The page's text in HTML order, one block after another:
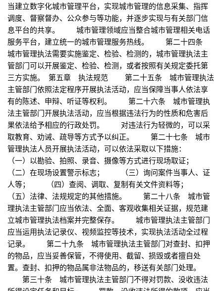
当建立数字化城市管理平台，实现城市管理的信息采集、指挥
调度、督察督办、公众参与等功能，并逐步实现与有关部门信
息平台的共享。 城市管理领域应当整合城市管理相关电话
服务平台，建立统一的城市管理服务热线。 第二十四条
城市管理执法需要实施鉴定、检验、检测的，城市管理执法主
管部门可以开展鉴定、检验、检测，或者按照有关规定委托第
三方实施。 第五章 执法规范 第二十五条 城市管理执法
主管部门依照法定程序开展执法活动，应当保障当事人依法享
有的陈述、申辩、听证等权利。 第二十六条 城市管理执
法主管部门开展执法活动，应当根据违法行为的性质和危害后
果依法给予相应的行政处罚。 对违法行为轻微的，可以采
取教育、劝诫、疏导等方式予以纠正。 第二十七条 城市
管理执法人员开展执法活动，可以依法采取以下措施：
（一）以勘验、拍照、录音、摄像等方式进行现场取证；
（二）在现场设置警示标志； （三）询问案件当事人、证
人等； （四）查阅、调取、复制有关文件资料等；
（五）法律、法规规定的其他措施。 第二十八条 城市管
理执法主管部门应当依法、全面、客观收集相关证据，规范建
立城市管理执法档案并完整保存。 城市管理执法主管部门
应当运用执法记录仪、视频监控等技术，实现执法活动全过程
记录。 第二十九条 城市管理执法主管部门对查封、扣押
的物品，应当妥善保管，不得使用、截留、损毁或者擅自处
置。查封、扣押的物品属非法物品的，移送有关部门处理。
第三十条 城市管理执法主管部门不得对罚款、没收违法